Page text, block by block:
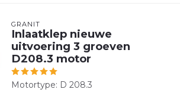
GRANIT
Inlaatklep nieuwe
uitvoering 3 groeven
D208.3 motor
Motortype: D 208.3